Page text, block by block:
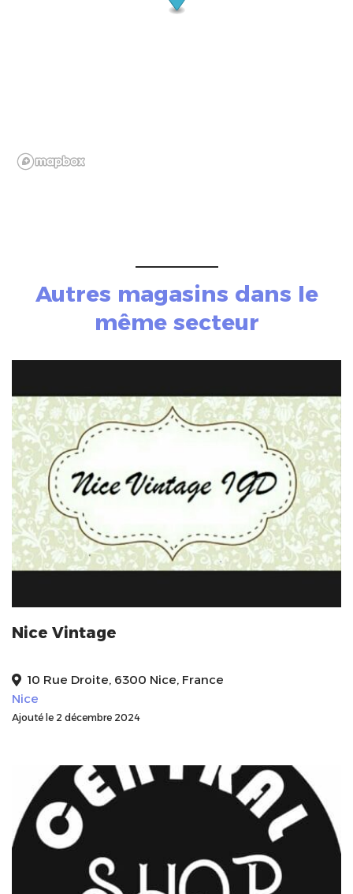
Autres magasins dans le
même secteur
Nice Vintage
10 Rue Droite, 6300 Nice, France
Nice
Ajouté le 2 décembre 2024